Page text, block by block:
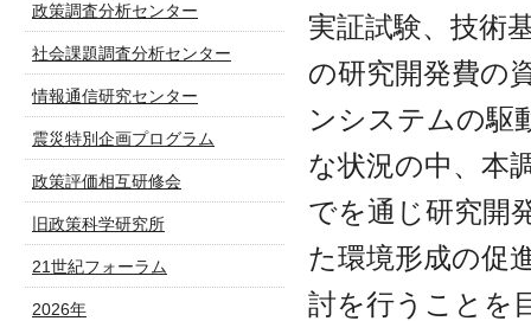
政策調査分析センター
社会課題調査分析センター
情報通信研究センター
震災特別企画プログラム
政策評価相互研修会
旧政策科学研究所
21世紀フォーラム
2026年
実証試験、技術
の研究開発費の
ンシステムの駆
な状況の中、本
でを通じ研究開
た環境形成の促
討を行うこと